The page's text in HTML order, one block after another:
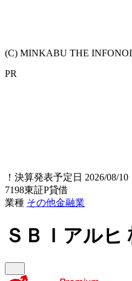
(C) MINKABU THE
PR
！ 決算発表予定日 2026/08/10
7198東証P貸借
業種 その他金融業
ＳＢＩアルヒ